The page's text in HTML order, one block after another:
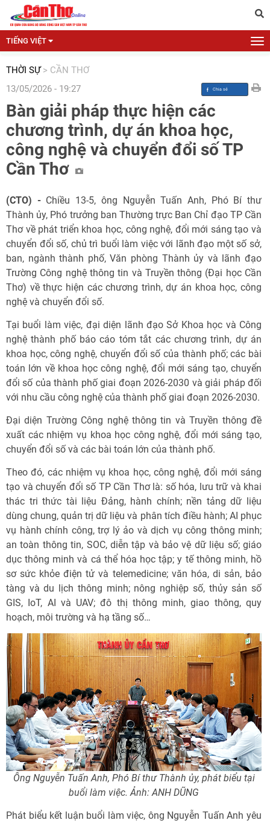
TIẾNG VIỆT
THỜI SỰ > CẦN THƠ
13/05/2026 - 19:27
Bàn giải pháp thực hiện các
chương trình, dự án khoa học,
công nghệ và chuyển đổi số TP
Cần Thơ
(CTO) - Chiều 13-5, ông Nguyễn Tuấn Anh, Phó Bí thư
Thành ủy, Phó trưởng ban Thường trực Ban Chỉ đạo TP Cần
Thơ về phát triển khoa học, công nghệ, đổi mới sáng tạo và
chuyển đổi số, chủ trì buổi làm việc với lãnh đạo một số sở,
ban, ngành thành phố, Văn phòng Thành ủy và lãnh đạo
Trường Công nghệ thông tin và Truyền thông (Đại học Cần
Thơ) về thực hiện các chương trình, dự án khoa học, công
nghệ và chuyển đổi số.
Tại buổi làm việc, đại diện lãnh đạo Sở Khoa học và Công
nghệ thành phố báo cáo tóm tắt các chương trình, dự án
khoa học, công nghệ, chuyển đổi số của thành phố; các bài
toán lớn về khoa học công nghệ, đổi mới sáng tạo, chuyển
đổi số của thành phố giai đoạn 2026-2030 và giải pháp đối
với nhu cầu công nghệ của thành phố giai đoạn 2026-2030.
Đại diện Trường Công nghệ thông tin và Truyền thông đề
xuất các nhiệm vụ khoa học công nghệ, đổi mới sáng tạo,
chuyển đổi số và các bài toán lớn của thành phố.
Theo đó, các nhiệm vụ khoa học, công nghệ, đổi mới sáng
tạo và chuyển đổi số TP Cần Thơ là: số hóa, lưu trữ và khai
thác tri thức tài liệu Đảng, hành chính; nền tảng dữ liệu
dùng chung, quản trị dữ liệu và phân tích điều hành; AI phục
vụ hành chính công, trợ lý ảo và dịch vụ công thông minh;
an toàn thông tin, SOC, diễn tập và bảo vệ dữ liệu số; giáo
dục thông minh và cá thể hóa học tập; y tế thông minh, hồ
sơ sức khỏe điện tử và telemedicine; văn hóa, di sản, bảo
tàng và du lịch thông minh; nông nghiệp số, thủy sản số
GIS, IoT, AI và UAV; đô thị thông minh, giao thông, quy
hoạch, môi trường và hạ tầng số…
Ông Nguyễn Tuấn Anh, Phó Bí thư Thành ủy, phát biểu tại
buổi làm việc. Ảnh: ANH DŨNG
Phát biểu kết luận buổi làm việc, ông Nguyễn Tuấn Anh yêu